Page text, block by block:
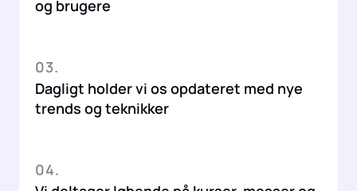
og brugere
03.
Dagligt holder vi os opdateret med nye
trends og teknikker
04.